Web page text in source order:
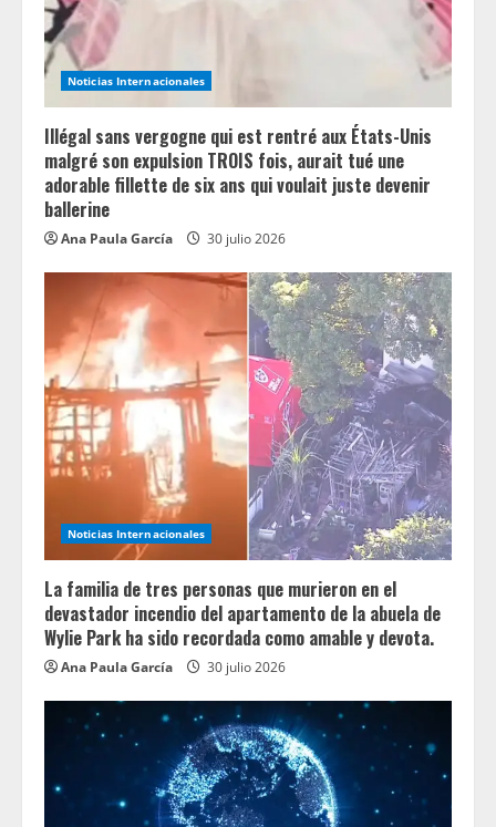
Noticias Internacionales
Illégal sans vergogne qui est rentré aux États-Unis
malgré son expulsion TROIS fois, aurait tué une
adorable fillette de six ans qui voulait juste devenir
ballerine
Ana Paula García 30 julio 2026
Noticias Internacionales
La familia de tres personas que murieron en el
devastador incendio del apartamento de la abuela de
Wylie Park ha sido recordada como amable y devota.
Ana Paula García 30 julio 2026